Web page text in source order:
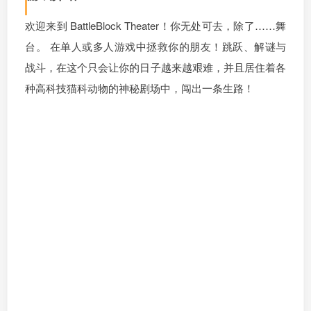
欢迎来到 BattleBlock Theater！你无处可去，除了……舞
台。 在单人或多人游戏中拯救你的朋友！跳跃、解谜与
战斗，在这个只会让你的日子越来越艰难，并且居住着各
种高科技猫科动物的神秘剧场中，闯出一条生路！